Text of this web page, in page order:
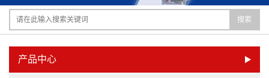
搜索
产品中心